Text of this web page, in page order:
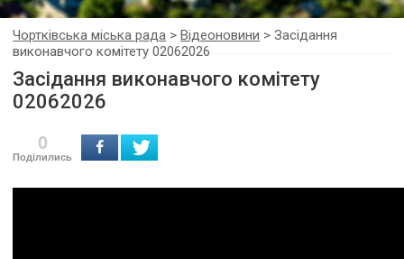
Чортківська міська рада >Відеоновини >Засідання
виконавчого комітету 02062026
Засідання виконавчого комітету
02062026
0
Поділились